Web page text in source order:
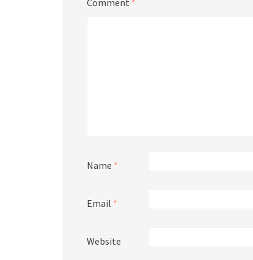
Comment *
Name *
Email *
Website